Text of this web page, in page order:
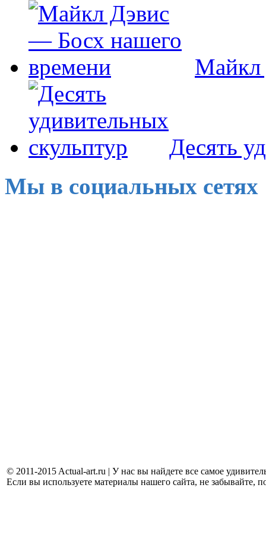
Майкл
Десять
Мы в социальных сетях
© 2011-2015 Actual-art.ru | У нас вы найдете все самое
Если вы используете материалы нашего сайта, не забывайте,